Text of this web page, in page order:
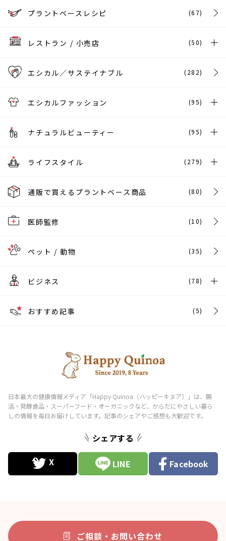
プラントベースレシピ (67)
レストラン / 小売店 (50)
エシカル／サステイナブル (282)
エシカルファッション (95)
ナチュラルビューティー (95)
ライフスタイル (279)
通販で買えるプラントベース商品 (80)
医師監修 (10)
ペット / 動物 (35)
ビジネス (78)
おすすめ記事 (5)
シェアする
LINE Facebook
ご相談・お問い合わせ